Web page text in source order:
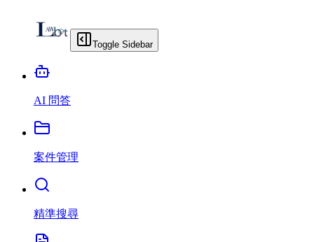
Toggle Sidebar
AI 問答
案件管理
精準搜尋